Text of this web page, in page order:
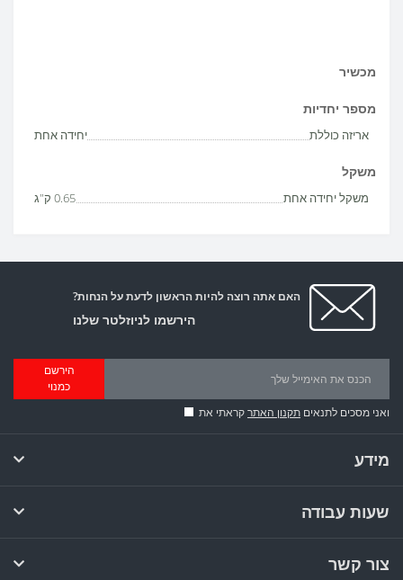
מכשיר
מספר יחדיות
אריזה כוללת יחידה אחת
משקל
משקל יחידה אחת 0.65 ק"ג
האם אתה רוצה להיות הראשון לדעת על הנחות?
הירשמו לניוזלטר שלנו
הירשם
כמנוי
ואני מסכים לתנאים תקנון האתרקראתי את
מידע
שעות עבודה
צור קשר